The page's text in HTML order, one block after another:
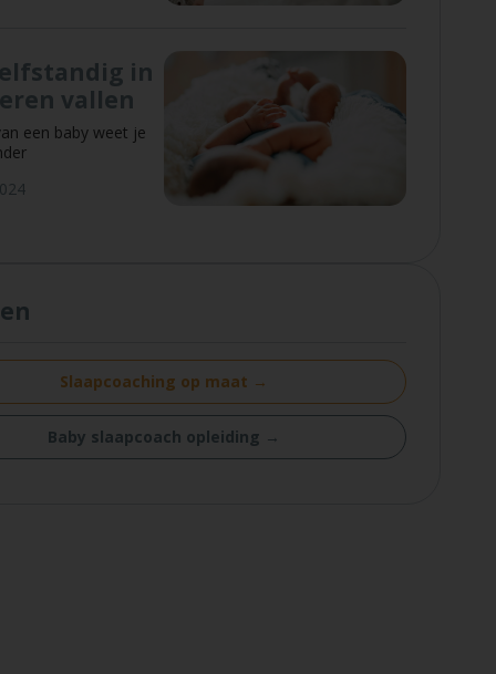
in
vallen
een baby weet je
Slaapcoaching op maat →
Baby slaapcoach opleiding →